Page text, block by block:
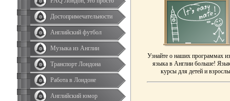
Достопримечательности
Английский футбол
Музыка из Англии
Транспорт Лондона
Работа в Лондоне
Английский юмор
Узнайте о наших программах
языка в Англии больше!
курсы для детей и